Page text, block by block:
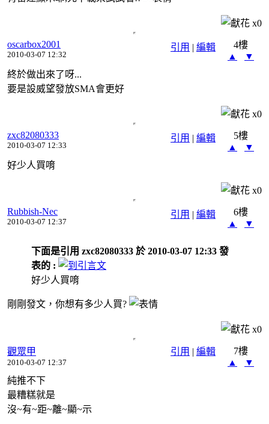
x0
引用 | 編輯
oscarbox2001
2010-03-07 12:32
4樓
▲
▼
終於做出來了呀...
要是設威望發放SMA會更好
x0
引用 | 編輯
zxc82080333
2010-03-07 12:33
5樓
▲
▼
好少人買唷
x0
引用 | 編輯
Rubbish-Nec
2010-03-07 12:37
6樓
▲
▼
下面是引用 zxc82080333 於 2010-03-07 12:33 發
表的 :
好少人買唷
剛剛發文，你想有多少人買?
x0
引用 | 編輯
觀眾甲
2010-03-07 12:37
7樓
▲
▼
純推不下
最糟糕就是
沒~有~距~離~顯~示